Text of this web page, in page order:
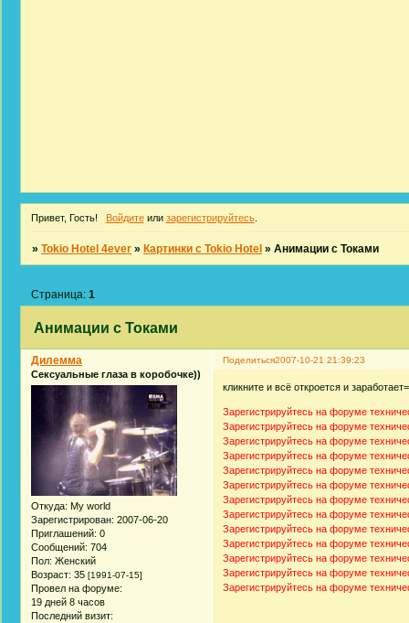
Привет, Гость! Войдитеили зарегистрируйтесь.
»Tokio Hotel 4ever »Картинки с Tokio Hotel »Анимации с Токами
Анимации с Токами
Страница:1
Поделиться2007-10-21 21:39:23
Дилемма
Сексуальные глаза в коробочке))
Откуда: My world
Зарегистрирован: 2007-06-20
Приглашений: 0
Сообщений: 704
Пол: Женский
Возраст: 35 [1991-07-15]
Провел на форуме:
19 дней 8 часов
Последний визит:
кликните и всё откроется и
Зарегистрируйтесь на форуме
Зарегистрируйтесь на форуме
Зарегистрируйтесь на форуме
Зарегистрируйтесь на форуме
Зарегистрируйтесь на форуме
Зарегистрируйтесь на форуме
Зарегистрируйтесь на форуме
Зарегистрируйтесь на форуме
Зарегистрируйтесь на форуме
Зарегистрируйтесь на форуме
Зарегистрируйтесь на форуме
Зарегистрируйтесь на форуме
Зарегистрируйтесь на форуме